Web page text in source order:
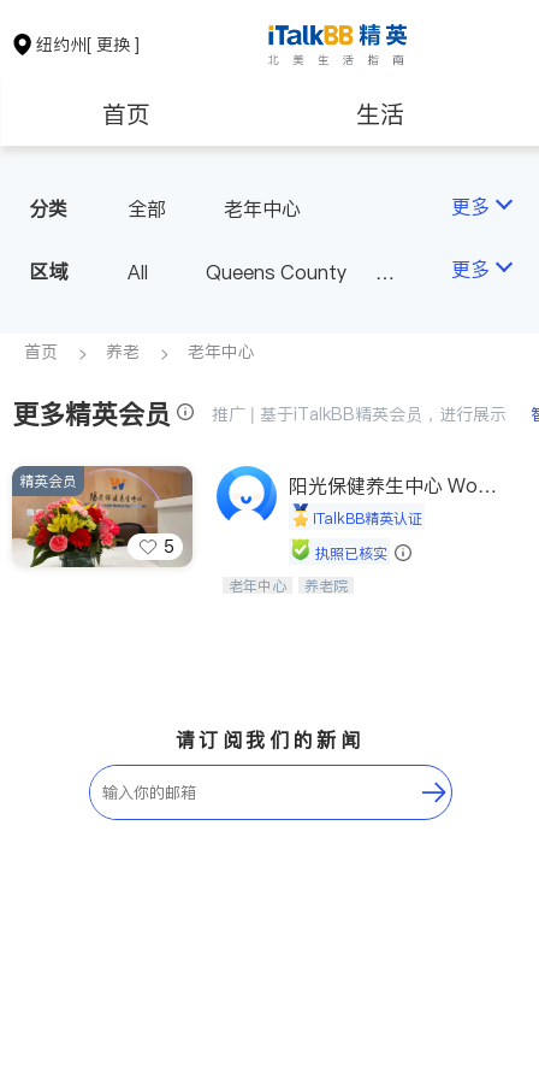
纽约州[ 更换 ]
首页 生活
保险理财 房地产租售
银行贷款
建筑装修 教育
养老 非盈利组织
分类 全部 老年中心 更多
区域 All
Queens County
Long Island
Buffalo & Syracuse
Westchester County & Orange
County
Albany
更多
首页 养老 老年中心
更多精英会员 推广 | 基于iTalkBB精英会员，进行展示
5
精英会员
阳光保健养生中心 World
shineiTalkBB精英认证
执照已核实
阳光保健养生中心为老年人提供日间护
老年中心 养老院
请订阅我们的新闻